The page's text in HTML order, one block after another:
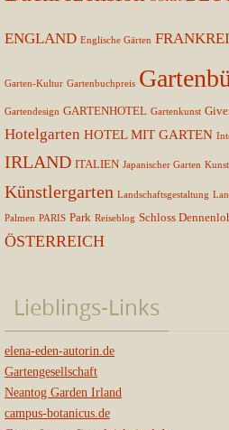
ENGLAND Englische Gärten
Garten-Kultur Gartenbuchpreis
Gartendesign GARTENHOTEL Gartenkunst
Hotelgarten HOTEL MIT GARTEN
IRLAND ITALIEN Japanischer Garten Kunst
Künstlergarten Landschaftsgestaltung
Palmen PARIS Park Reiseblog Schloss
ÖSTERREICH
Lieblings-Links
elena-eden-autorin.de
Gartengesellschaft
Neantog Garden Irland
campus-botanicus.de